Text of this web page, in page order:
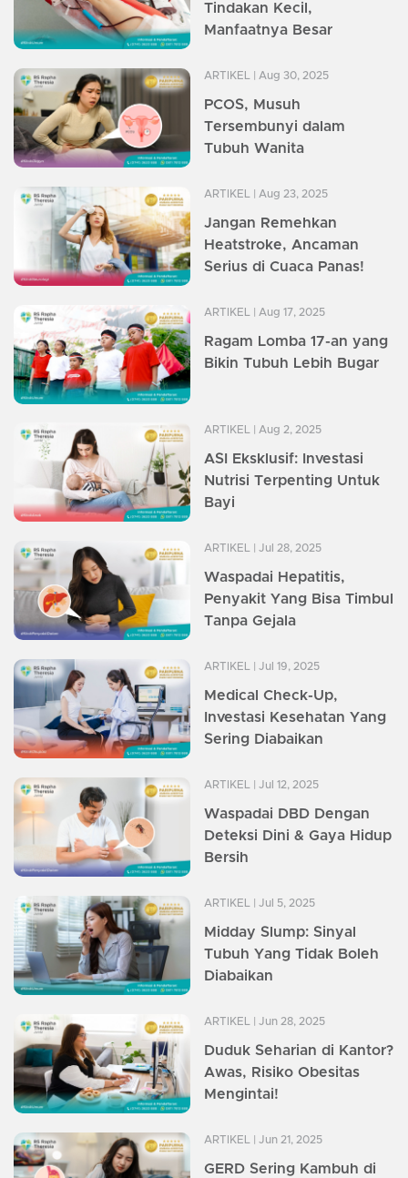
Tindakan Kecil,
Manfaatnya Besar
ARTIKEL | Aug 30, 2025
PCOS, Musuh
Tersembunyi dalam
Tubuh Wanita
ARTIKEL | Aug 23, 2025
Jangan Remehkan
Heatstroke, Ancaman
Serius di Cuaca Panas!
ARTIKEL | Aug 17, 2025
Ragam Lomba 17-an yang
Bikin Tubuh Lebih Bugar
ARTIKEL | Aug 2, 2025
ASI Eksklusif: Investasi
Nutrisi Terpenting Untuk
Bayi
ARTIKEL | Jul 28, 2025
Waspadai Hepatitis,
Penyakit Yang Bisa Timbul
Tanpa Gejala
ARTIKEL | Jul 19, 2025
Medical Check-Up,
Investasi Kesehatan Yang
Sering Diabaikan
ARTIKEL | Jul 12, 2025
Waspadai DBD Dengan
Deteksi Dini & Gaya Hidup
Bersih
ARTIKEL | Jul 5, 2025
Midday Slump: Sinyal
Tubuh Yang Tidak Boleh
Diabaikan
ARTIKEL | Jun 28, 2025
Duduk Seharian di Kantor?
Awas, Risiko Obesitas
Mengintai!
ARTIKEL | Jun 21, 2025
GERD Sering Kambuh di